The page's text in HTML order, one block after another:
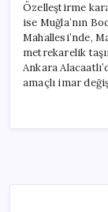
Özelleştirme
ise Muğla’nın
Mahallesi’nde,
metrekarelik
Ankara
amaçlı imar